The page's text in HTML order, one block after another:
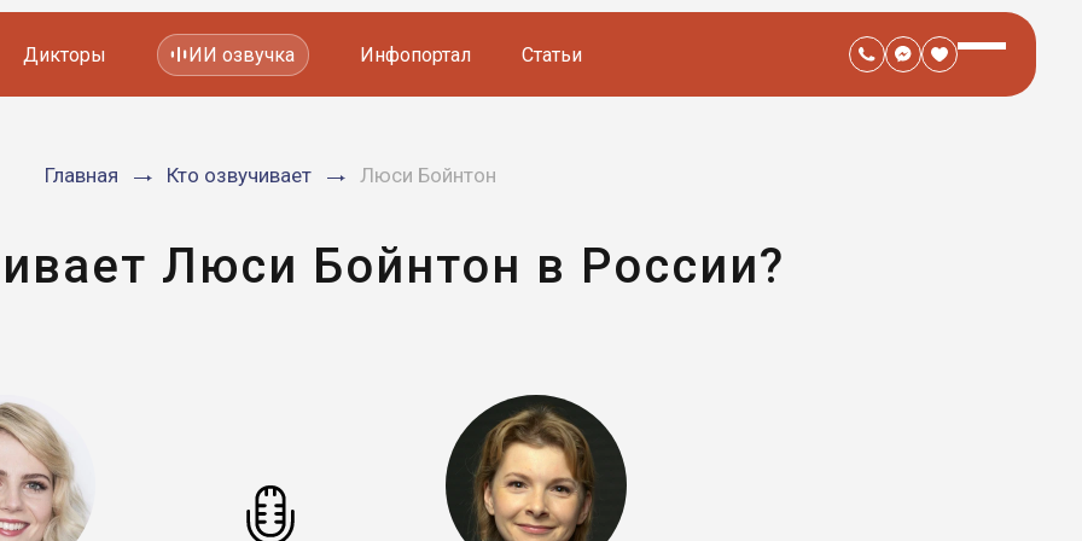
Мультфильмов
Дикторы ИИ озвучка Инфопортал Статьи
Главная Кто озвучивает Люси Бойнтон
Люси Бойнтон в России?